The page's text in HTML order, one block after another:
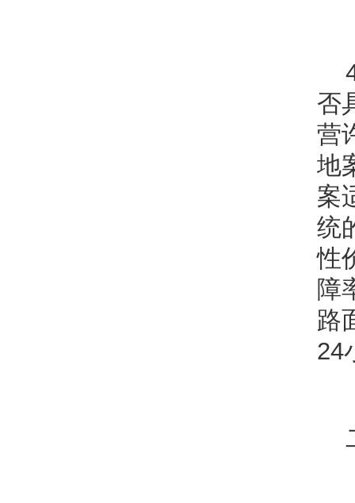
否
营
地
案
统
性
障
路
24